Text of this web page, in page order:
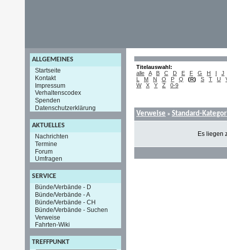
ALLGEMEINES
Startseite
Kontakt
Impressum
Verhaltenscodex
Spenden
Datenschutzerklärung
AKTUELLES
Nachrichten
Termine
Forum
Umfragen
SERVICE
Bünde/Verbände - D
Bünde/Verbände - A
Bünde/Verbände - CH
Bünde/Verbände - Suchen
Verweise
Fahrten-Wiki
TREFFPUNKT
Titelauswahl:
alle
A B C D E F G H I
J
L
M N O P Q (R) S T U
W
X Y Z 0-9
Verweise » Standard-
Es liegen